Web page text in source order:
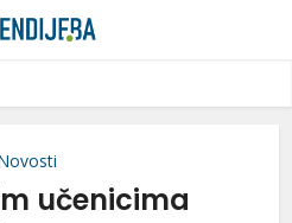
učenicima